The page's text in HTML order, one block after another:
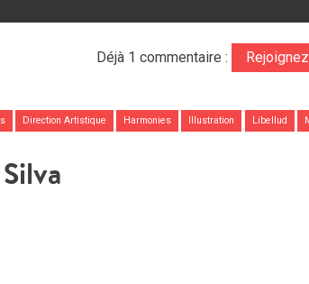
Déjà 1 commentaire :
Direction Artistique Harmonies Illustration Libellud